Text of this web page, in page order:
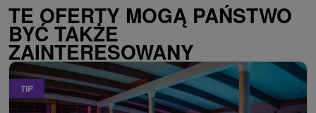
TE OFERTY MOGĄ PAŃSTWO
BYĆ TAKŻE
ZAINTERESOWANY
TIP